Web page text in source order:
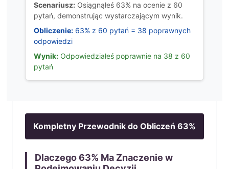
Scenariusz: Osiągnąłeś 63% na ocenie z 60
pytań, demonstrując wystarczającym wynik.
Obliczenie: 63% z 60 pytań = 38 poprawnych
odpowiedzi
Wynik: Odpowiedziałeś poprawnie na 38 z 60
pytań
Kompletny Przewodnik do Obliczeń 63%
Dlaczego63% Ma Znaczenie w